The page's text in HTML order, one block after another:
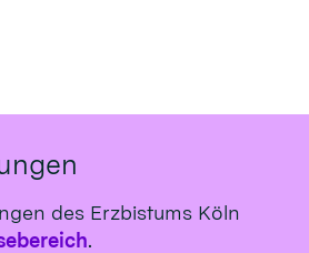
des Erzbistums Köln
.